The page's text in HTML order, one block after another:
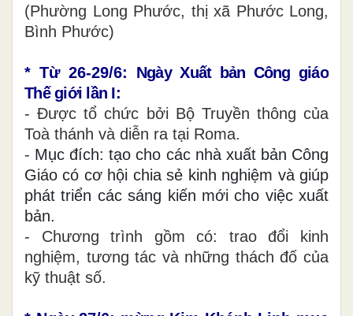
(Phường Long Phước, thị xã Phước Long,
Bình Phước)
* Từ 26-29/6: Ngày Xuất bản Công giáo
Thế giới lần I:
- Được tổ chức bởi Bộ Truyền thông của
Toà thánh và diễn ra tại Roma.
- Mục đích: tạo cho các nhà xuất bản Công
Giáo có cơ hội chia sẻ kinh nghiệm và giúp
phát triển các sáng kiến mới cho việc xuất
bản.
- Chương trình gồm có: trao đổi kinh
nghiệm, tương tác và những thách đố của
kỹ thuật số.